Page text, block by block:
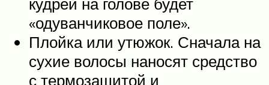
«одуванчиковое поле».
Плойка или утюжок. Сначала на
сухие волосы наносят средство
с термозащитой и